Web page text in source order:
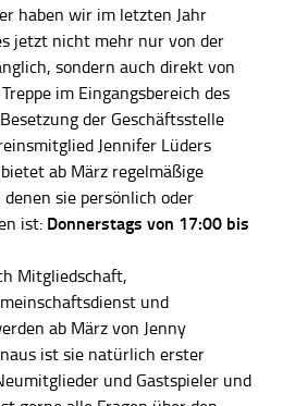
haben wir im letzten Jahr
jetzt nicht mehr nur von der
sondern auch direkt von
im Eingangsbereich des
der Geschäftsstelle
Jennifer Lüders
ab März regelmäßige
sie persönlich oder
ist: Donnerstags von 17:00 bis
Mitgliedschaft,
und
ab März von Jenny
ist sie natürlich erster
und Gastspieler und